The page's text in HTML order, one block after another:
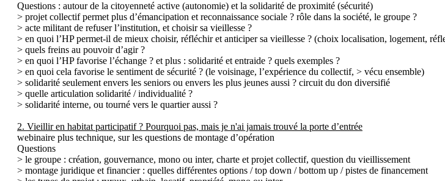
Questions : autour de la citoyenneté active (autonomie) et la solidarité de proximité (sécurité)
> projet collectif permet plus d’émancipation et reconnaissance sociale ? rôle dans la société, le groupe ?
> acte militant de refuser l’institution, et choisir sa vieillesse ?
> en quoi l’HP permet-il de mieux choisir, réfléchir et anticiper sa vieillesse ? (choix localisation, logement,
> quels freins au pouvoir d’agir ?
> en quoi l’HP favorise l’échange ? et plus : solidarité et entraide ? quels exemples ?
> en quoi cela favorise le sentiment de sécurité ? (le voisinage, l’expérience du collectif, > vécu ensemble)
> solidarité seulement envers les seniors ou envers les plus jeunes aussi ? circuit du don diversifié
> quelle articulation solidarité / individualité ?
> solidarité interne, ou tourné vers le quartier aussi ?
2. Vieillir en habitat participatif ? Pourquoi pas, mais je n'ai jamais trouvé la porte d’entrée
webinaire plus technique, sur les questions de montage d’opération
Questions
> le groupe : création, gouvernance, mono ou inter, charte et projet collectif, question du vieillissement
> montage juridique et financier : quelles différentes options / top down / bottom up / pistes de financement